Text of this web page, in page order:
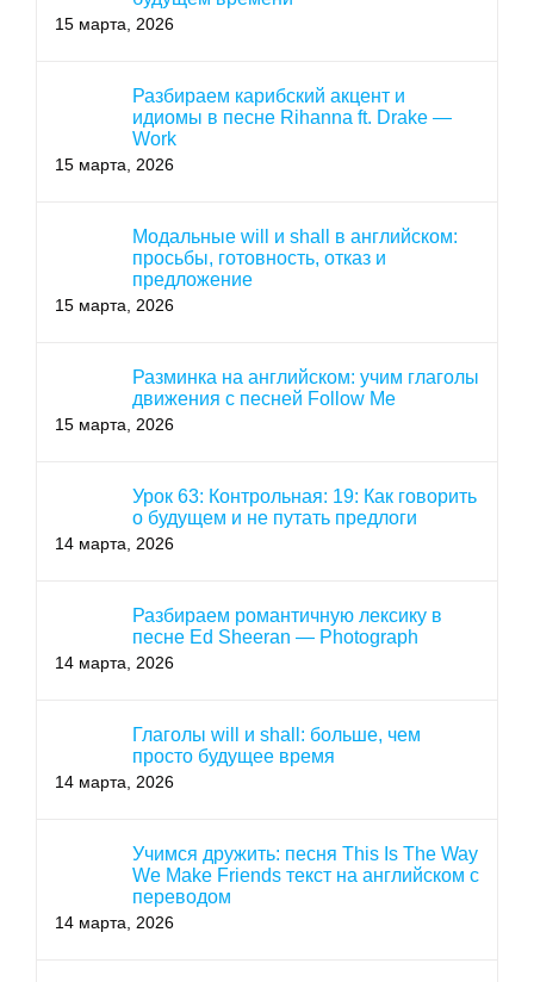
15 марта, 2026
Разбираем карибский акцент и
идиомы в песне Rihanna ft. Drake —
Work
15 марта, 2026
Модальные will и shall в английском:
просьбы, готовность, отказ и
предложение
15 марта, 2026
Разминка на английском: учим глаголы
движения с песней Follow Me
15 марта, 2026
Урок 63: Контрольная: 19: Как говорить
о будущем и не путать предлоги
14 марта, 2026
Разбираем романтичную лексику в
песне Ed Sheeran — Photograph
14 марта, 2026
Глаголы will и shall: больше, чем
просто будущее время
14 марта, 2026
Учимся дружить: песня This Is The Way
We Make Friends текст на английском с
переводом
14 марта, 2026